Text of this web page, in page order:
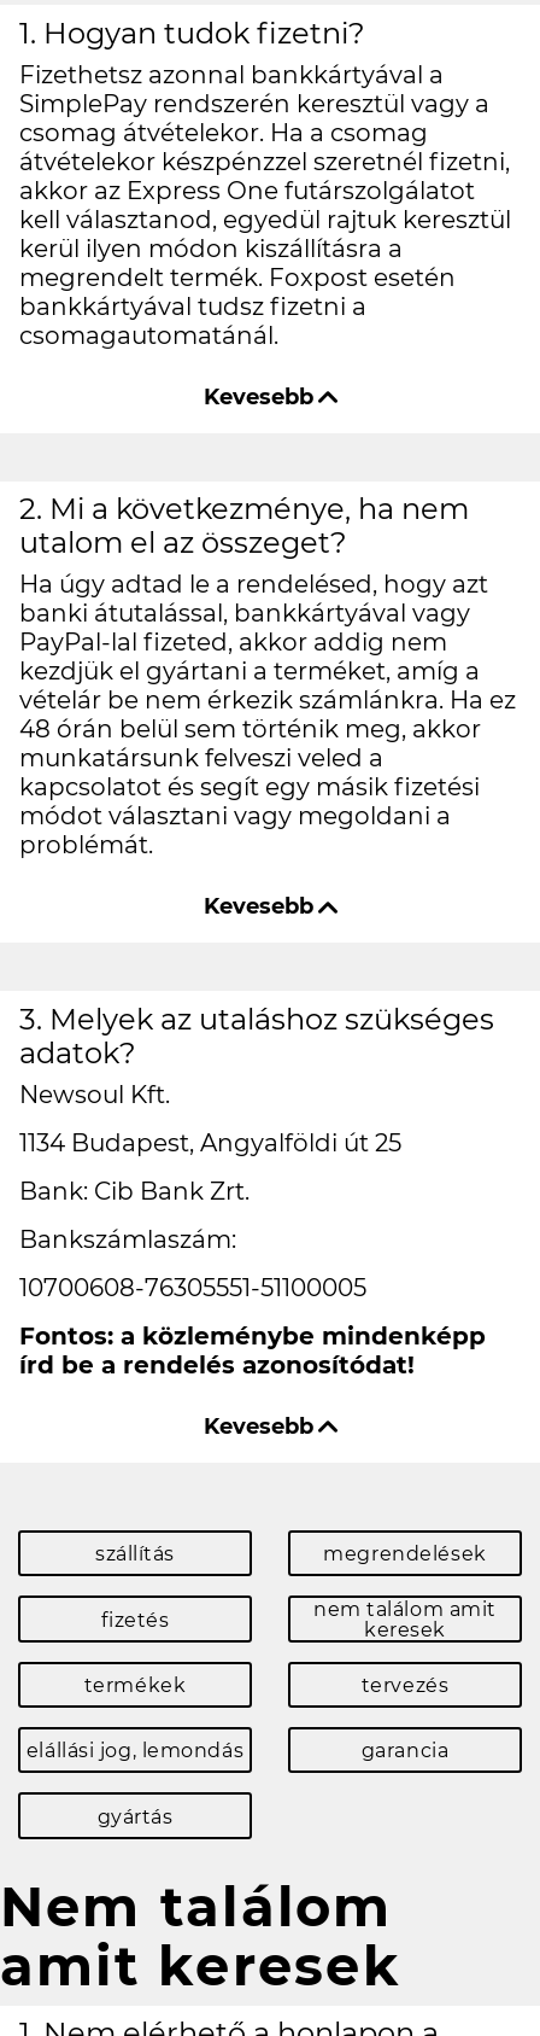
1. Hogyan tudok fizetni?
Fizethetsz azonnal bankkártyával a
SimplePay rendszerén keresztül vagy a
csomag átvételekor. Ha a csomag
átvételekor készpénzzel szeretnél fizetni,
akkor az Express One futárszolgálatot
kell választanod, egyedül rajtuk keresztül
kerül ilyen módon kiszállításra a
megrendelt termék. Foxpost esetén
bankkártyával tudsz fizetni a
csomagautomatánál.
2. Mi a következménye, ha nem
utalom el az összeget?
Ha úgy adtad le a rendelésed, hogy azt
banki átutalással, bankkártyával vagy
PayPal-lal fizeted, akkor addig nem
kezdjük el gyártani a terméket, amíg a
vételár be nem érkezik számlánkra. Ha ez
48 órán belül sem történik meg, akkor
munkatársunk felveszi veled a
kapcsolatot és segít egy másik fizetési
módot választani vagy megoldani a
problémát.
3. Melyek az utaláshoz szükséges
adatok?
Newsoul Kft.
1134 Budapest, Angyalföldi út 25
Bank: Cib Bank Zrt.
Bankszámlaszám:
10700608-76305551-51100005
Fontos: a közleménybe mindenképp
írd be a rendelés azonosítódat!
szállítás megrendelések
fizetés
nem találom amit
keresek
termékek tervezés
elállási jog, lemondás garancia
gyártás
Nem találom
amit keresek